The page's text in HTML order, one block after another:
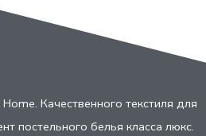
Качественного текстиля для
постельного белья класса люкс.